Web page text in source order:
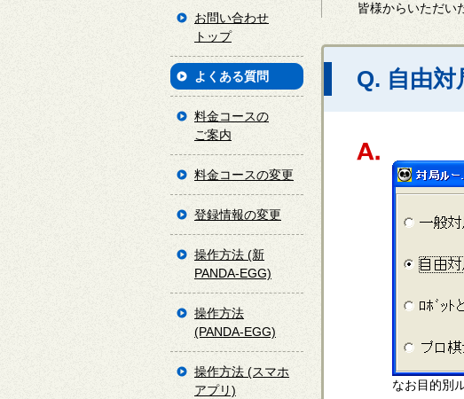
皆様からいただい
Q. 自由
なお目的別
お問い合わせ
トップ
よくある質問
料金コースの
ご案内
料金コースの変更
登録情報の変更
操作方法 (新
PANDA-EGG)
操作方法
(PANDA-EGG)
操作方法 (スマホ
アプリ)